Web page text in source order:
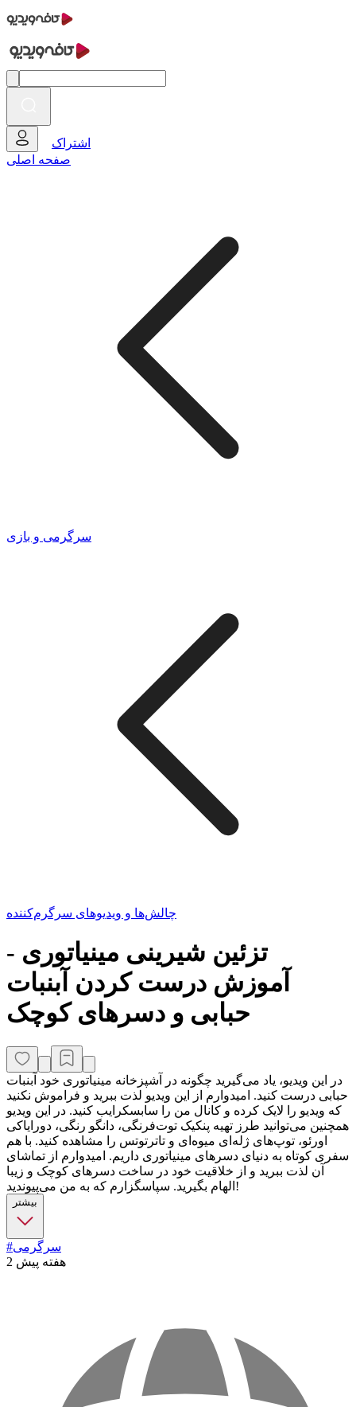
اشتراک
صفحه اصلی
سرگرمی و بازی
چالش‌ها و ویدیوهای سرگرم‌کننده
تزئین شیرینی مینیاتوری -
آموزش درست کردن آبنبات
حبابی و دسرهای کوچک
در این ویدیو، یاد می‌گیرید چگونه در آشپزخانه مینیاتوری خود آبنبات
حبابی درست کنید. امیدوارم از این ویدیو لذت ببرید و فراموش نکنید
که ویدیو را لایک کرده و کانال من را سابسکرایب کنید. در این ویدیو
همچنین می‌توانید طرز تهیه پنکیک توت‌فرنگی، دانگو رنگی، دورایاکی
اورئو، توپ‌های ژله‌ای میوه‌ای و تاترتوتس را مشاهده کنید. با هم
سفری کوتاه به دنیای دسرهای مینیاتوری داریم. امیدوارم از تماشای
آن لذت ببرید و از خلاقیت خود در ساخت دسرهای کوچک و زیبا
الهام بگیرید. سپاسگزارم که به من می‌پیوندید!
بیشتر
#سرگرمی
2 هفته پیش